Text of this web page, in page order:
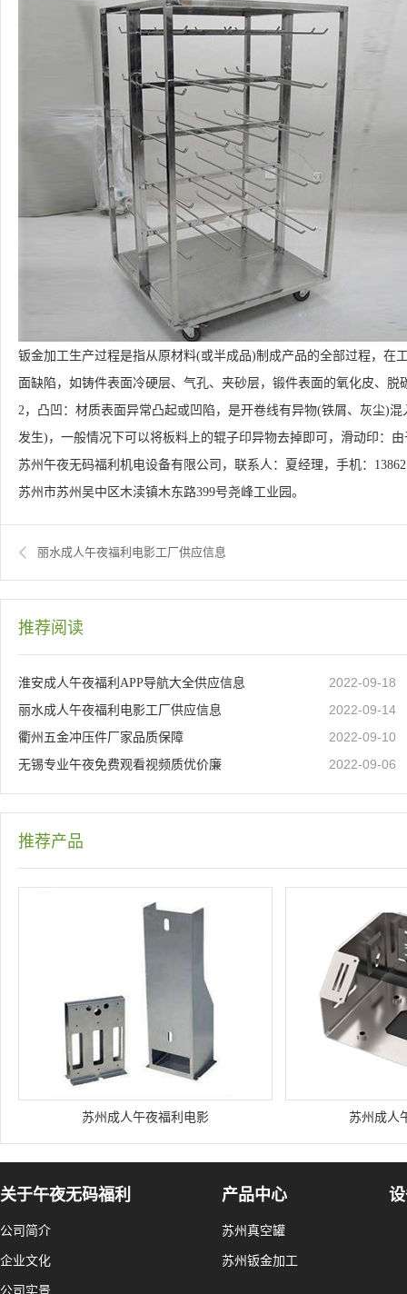
钣金加工生产过程是指从原材料(或半成品)制成产品的全部过程，
面缺陷，如铸件表面冷硬层、气孔、夹砂层，锻件表面的氧化皮、
2，凸凹：材质表面异常凸起或凹陷，是开卷线有异物(铁屑、灰尘)
发生)，一般情况下可以将板料上的辊子印异物去掉即可，滑动印：
苏州午夜无码福利机电设备有限公司，联系人：夏经理，手机：
苏州市苏州吴中区木渎镇木东路399号尧峰工业园。
丽水成人午夜福利电影工厂供应信息
推荐阅读
淮安成人午夜福利APP导航大全供应信息 2022-09-18
丽水成人午夜福利电影工厂供应信息 2022-09-14
衢州五金冲压件厂家品质保障 2022-09-10
无锡专业午夜免费观看视频质优价廉 2022-09-06
推荐产品
苏州成人午夜福利电影 苏州成人
关于午夜无码福利
公司简介
企业文化
公司实景
产品中心
苏州真空罐
苏州钣金加工